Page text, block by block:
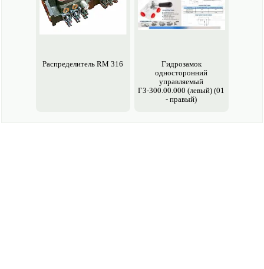
Распределитель RM 316
Гидрозамок
односторонний
управляемый
ГЗ-300.00.000 (левый) (01
- правый)